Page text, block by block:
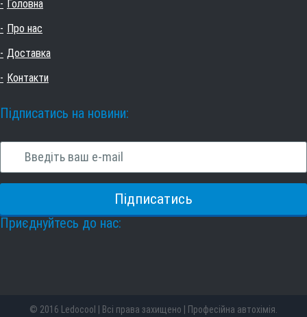
Головна
Про нас
Доставка
Контакти
Підписатись на новини:
Приєднуйтесь до нас:
© 2016 Ledocool | Всі права захищено | Професійна автохімія.